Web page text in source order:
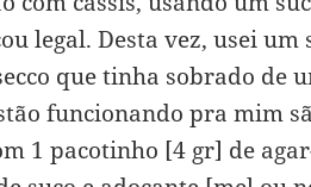
legal. Desta vez, usei
que tinha sobrado de
funcionando pra mim
1 pacotinho [4 gr] de